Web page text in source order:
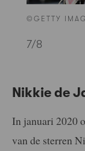
©GETTY
7/8
Nikkie de
In januari 2020
van de sterren